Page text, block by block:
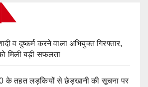
व दुष्कर्म करने वाला अभियुक्त गिरफ्तार,
मिली बड़ी सफलता
के तहत लड़कियों से छेड़खानी की सूचना पर